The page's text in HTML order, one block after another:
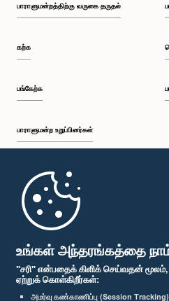
உங்கள் அந்தரங்கத்தை
"சரி" என்பதைக் கிளிக் செய்வதன்
ஏற்றுக் கொள்கிறீர்கள்:
அமர்வு கண்காணிப்பு (Session
பாராளுமன்றத்திற்கு வருகை தருதல்
கற்க
பங்கேற்க
பாராளுமன்ற உறுப்பினர்கள்
முதற்பக்கம்
பாராளுமன்ற கையடக்க செயலி